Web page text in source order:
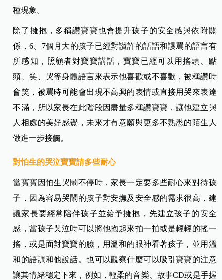
種現象。
除了擁抱，多稱讚寶寶也會提升孩子的安全感與依附關
係，6、7個月大的孩子已經對讚許的話語和謾罵的語言有
所感知，照顧者對寶寶講話，寶寶已經可以用搖頭、點
頭、笑、哭等身體語言來表示他喜歡或不喜歡，被稱讚時
會笑，被罵時可能會出現不高興的表情或直接用哭來表達
不滿，所以家長在此階段因盡量多稱讚寶寶，讓他建立與
人相處的美好感覺，未來才有意願與更多不熟悉的陌生人
做進一步接觸。
對怕生的哭泣寶寶請多些耐心
當寶寶因怕生哭鬧不停時，家長一定要多些耐心來對待孩
子，因為容易哭鬧的孩子對安撫及安全感的需求很高，建
議家長要經常陪伴孩子並給予擁抱，先建立孩子的安全
感，當孩子哭泣時可以將他抱起來拍一拍或是輕輕的搖一
搖，或是面對寶寶的臉，用溫和的眼神看著孩子，並用溫
和的語調和他說話。也可以觀察什麼可以吸引寶寶的注意
讓其情緒穩定下來，例如，輕柔的音樂、故事CD或是手握